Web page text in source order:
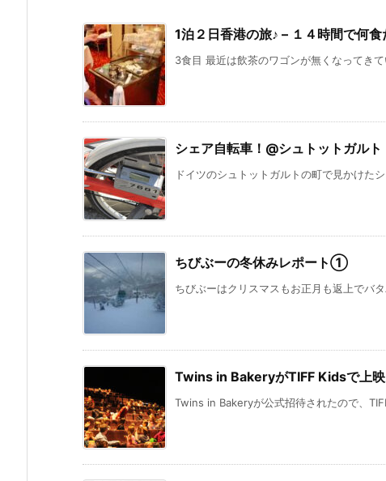
1泊２日香港の旅♪ – １４時間で何
3食目 最近は飲茶のワゴンが無くなってき
シェア自転車！@シュトットガルト
ドイツのシュトットガルトの町で見かけた
ちびぶーの冬休みレポート①
ちびぶーはクリスマスもお正月も返上でバ
Twins in BakeryがTIFF Kidsで上映
Twins in Bakeryが公式招待されたので、